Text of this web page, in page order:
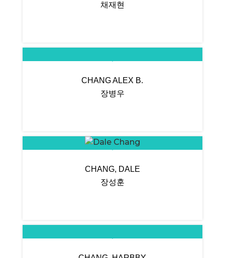
채재현
CHANG ALEX B.
장병우
CHANG, DALE
장성훈